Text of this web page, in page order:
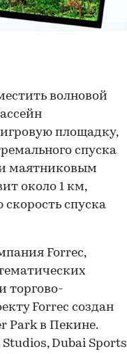
волновой
площадку,
спуска
и маятниковым
около 1 км,
спуска
Forrec,
торгово-
Forrec создан
Park в Пекине.
Dubai Sports